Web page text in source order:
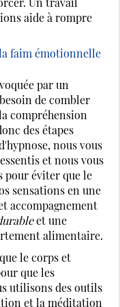
aide à rompre
faim émotionnelle
par un
de combler
compréhension
des étapes
nous vous
et nous vous
pour éviter que le
sensations en une
accompagnement
et une
alimentaire.
le corps et
que les
utilisons des outils
et la méditation